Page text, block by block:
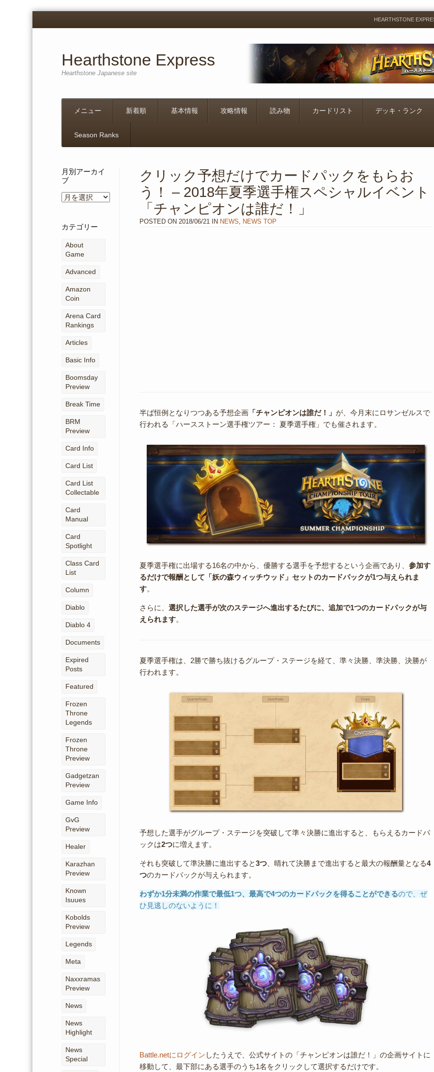
Menu
Skip
to
HEARTHSTONE
Hearthstone Express
Hearthstone Japanese site
メニュー 新着順 基本情報 攻略情報 読み物 カードリスト デッキ・ランク
Season Ranks
クリック予想だけでカードパックをもらお
う！ – 2018年夏季選手権スペシャルイベント
「チャンピオンは誰だ！」
POSTED ON 2018/06/21 IN NEWS NEWS TOP
半ば恒例となりつつある予想企画 「チャンピオンは誰だ！」 が、今月末にロサンゼルスで
行われる「ハースストーン選手権ツアー： 夏季選手権」でも催されます。
夏季選手権に出場する16名の中から、優勝する選手を予想するという企画であり、参加す
るだけで報酬として「妖の森ウィッチウッド」セットのカードパックが1つ与えられま
す。
さらに、選択した選手が次のステージへ進出するたびに、追加で1つのカードパックが与
えられます。
夏季選手権は、2勝で勝ち抜けるグループ・ステージを経て、準々決勝、準決勝、決勝が
行われます。
予想した選手がグループ・ステージを突破して準々決勝に進出すると、もらえるカードパ
ックは2つに増えます。
それも突破して準決勝に進出すると3つ 、晴れて決勝まで進出すると最大の報酬量となる4
つのカードパックが与えられます。
わずか1分未満の作業で最低1つ、最高で4つのカードパックを得ることができるので、ぜ
ひ見逃しのないように！
Battle.netにログイン したうえで、公式サイトの「チャンピオンは誰だ！」の企画サイトに
移動して、最下部にある選手のうち1名をクリックして選択するだけです。
月別アーカイ
ブ
月
ー
カ
イ
ブ
カテゴリー
About
Game
Advanced
Amazon
Coin
Arena Card
Rankings
Articles
Basic Info
Boomsday
Preview
Break Time
BRM
Preview
Card Info
Card List
Card List
Collectable
Card
Manual
Card
Spotlight
Class Card
List
Column
Diablo
Diablo 4
Documents
Expired
Posts
Featured
Frozen
Throne
Legends
Frozen
Throne
Preview
Gadgetzan
Preview
Game Info
GvG
Preview
Healer
Karazhan
Preview
Known
Isuues
Kobolds
Preview
Legends
Meta
Naxxramas
Preview
News
News
Highlight
News
Special